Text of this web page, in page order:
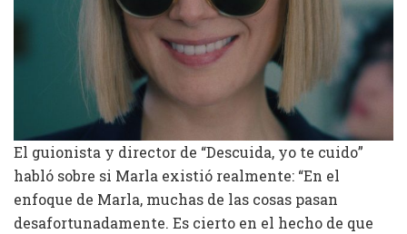
El guionista y director de “Descuida, yo te cuido”
habló sobre si Marla existió realmente: “En el
enfoque de Marla, muchas de las cosas pasan
desafortunadamente. Es cierto en el hecho de que